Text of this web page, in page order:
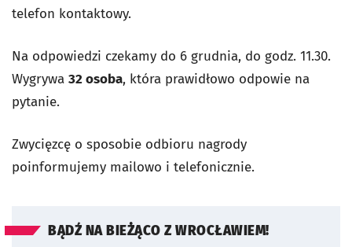
telefon kontaktowy.
Na odpowiedzi czekamy do 6 grudnia, do godz. 11.30.
Wygrywa 32 osoba, która prawidłowo odpowie na
pytanie.
Zwycięzcę o sposobie odbioru nagrody
poinformujemy mailowo i telefonicznie.
BĄDŹ NA BIEŻĄCO Z WROCŁAWIEM!